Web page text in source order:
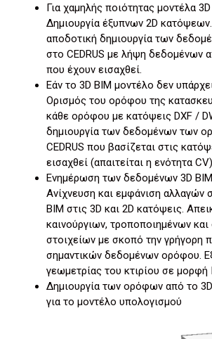
Για χαμηλής ποιότητας μοντέλα
Δημιουργία έξυπνων 2D
αποδοτική δημιουργία των
στo CEDRUS με λήψη δεδομένων
που έχουν εισαχθεί.
Εάν το 3D BIM μοντέλο δεν
Ορισμός του ορόφου της
κάθε ορόφου με κατόψεις DXF /
δημιουργία των δεδομένων των
CEDRUS που βασίζεται στις
εισαχθεί (απαιτείται η ενότητα
Ενημέρωση των δεδομένων 3D
Ανίχνευση και εμφάνιση αλλαγών
BIM στις 3D και 2D κατόψεις.
καινούργιων, τροποποιημένων
στοιχείων με σκοπό την γρήγορη
σημαντικών δεδομένων ορόφου.
γεωμετρίας του κτιρίου σε
Δημιουργία των ορόφων από το
για το μοντέλο υπολογισμού